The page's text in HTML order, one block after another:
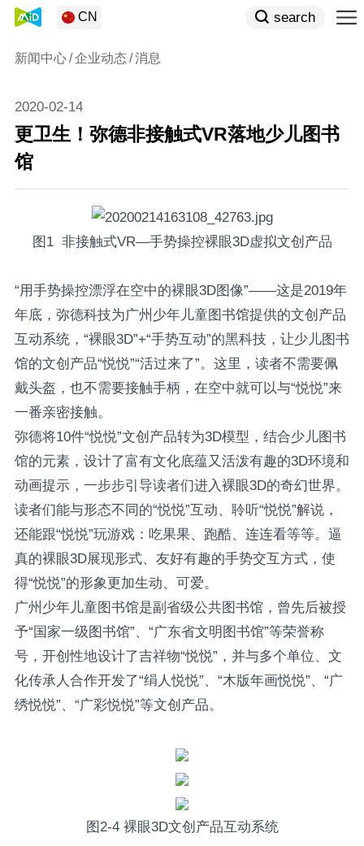
CN search
新闻中心 企业动态 消息
2020-02-14
更卫生！弥德非接触式VR落地少儿图书
馆
图1 非接触式VR—手势操控裸眼3D虚拟文创产品
“用手势操控漂浮在空中的裸眼3D图像”——这是2019年
年底，弥德科技为广州少年儿童图书馆提供的文创产品
互动系统，“裸眼3D”+“手势互动”的黑科技，让少儿图书
馆的文创产品“悦悦”“活过来了”。这里，读者不需要佩
戴头盔，也不需要接触手柄，在空中就可以与“悦悦”来
一番亲密接触。
弥德将10件“悦悦”文创产品转为3D模型，结合少儿图书
馆的元素，设计了富有文化底蕴又活泼有趣的3D环境和
动画提示，一步步引导读者们进入裸眼3D的奇幻世界。
读者们能与形态不同的“悦悦”互动、聆听“悦悦”解说，
还能跟“悦悦”玩游戏：吃果果、跑酷、连连看等等。逼
真的裸眼3D展现形式、友好有趣的手势交互方式，使
得“悦悦”的形象更加生动、可爱。
广州少年儿童图书馆是副省级公共图书馆，曾先后被授
予“国家一级图书馆”、“广东省文明图书馆”等荣誉称
号，开创性地设计了吉祥物“悦悦”，并与多个单位、文
化传承人合作开发了“绢人悦悦”、“木版年画悦悦”、“广
绣悦悦”、“广彩悦悦”等文创产品。
图2-4 裸眼3D文创产品互动系统